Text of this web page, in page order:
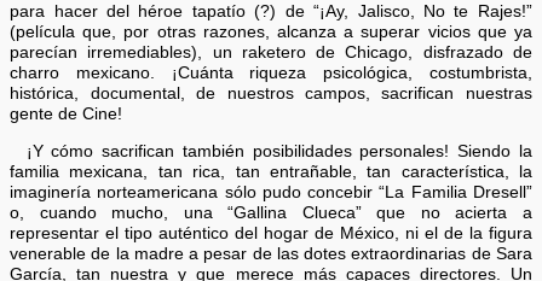
para hacer del héroe tapatío (?) de “¡Ay, Jalisco, No te Rajes!”
(película que, por otras razones, alcanza a superar vicios que ya
parecían irremediables), un raketero de Chicago, disfrazado de
charro mexicano. ¡Cuánta riqueza psicológica, costumbrista,
histórica, documental, de nuestros campos, sacrifican nuestras
gente de Cine!
¡Y cómo sacrifican también posibilidades personales! Siendo la
familia mexicana, tan rica, tan entrañable, tan característica, la
imaginería norteamericana sólo pudo concebir “La Familia Dresell”
o, cuando mucho, una “Gallina Clueca” que no acierta a
representar el tipo auténtico del hogar de México, ni el de la figura
venerable de la madre a pesar de las dotes extraordinarias de Sara
García, tan nuestra y que merece más capaces directores. Un